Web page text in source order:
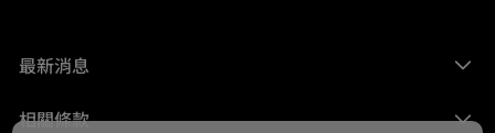
最新消息
相關條款